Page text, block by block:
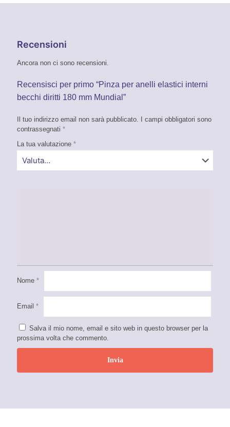
Recensioni
Ancora non ci sono recensioni.
Recensisci per primo “Pinza per anelli elastici interni
becchi diritti 180 mm Mundial”
Il tuo indirizzo email non sarà pubblicato.
I campi obbligatori sono
contrassegnati *
La tua valutazione *
Nome *
Email *
Salva il mio nome, email e sito web in questo browser per la
prossima volta che commento.